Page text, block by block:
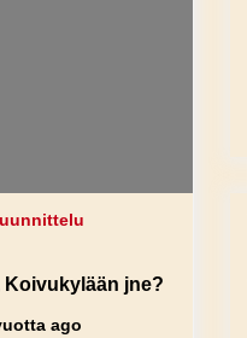
Koivukylään jne?
ago